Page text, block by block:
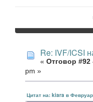
Re: IVF/ICSI
« Отговор #92
pm »
Цитат на: kiara в